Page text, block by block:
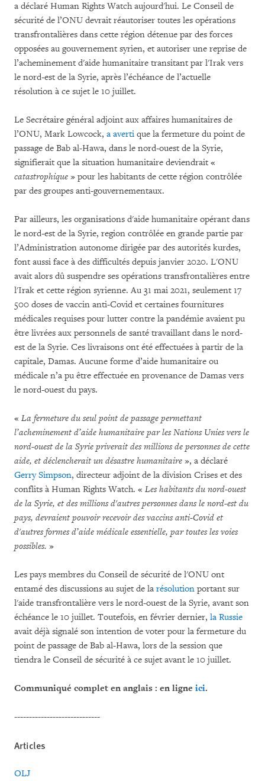
a déclaré Human Rights Watch aujourd'hui. Le Conseil de
sécurité de l’ONU devrait réautoriser toutes les opérations
transfrontalières dans cette région détenue par des forces
opposées au gouvernement syrien, et autoriser une reprise de
l’acheminement d'aide humanitaire transitant par l'Irak vers
le nord-est de la Syrie, après l’échéance de l’actuelle
résolution à ce sujet le 10 juillet.
Le Secrétaire général adjoint aux affaires humanitaires de
l’ONU, Mark Lowcock, a averti que la fermeture du point de
passage de Bab al-Hawa, dans le nord-ouest de la Syrie,
signifierait que la situation humanitaire deviendrait «
catastrophique » pour les habitants de cette région contrôlée
par des groupes anti-gouvernementaux.
Par ailleurs, les organisations d'aide humanitaire opérant dans
le nord-est de la Syrie, region contrôlée en grande partie par
l’Administration autonome dirigée par des autorités kurdes,
font aussi face à des difficultés depuis janvier 2020. L'ONU
avait alors dû suspendre ses opérations transfrontalières entre
l'Irak et cette région syrienne. Au 31 mai 2021, seulement 17
500 doses de vaccin anti-Covid et certaines fournitures
médicales requises pour lutter contre la pandémie avaient pu
être livrées aux personnels de santé travaillant dans le nord-
est de la Syrie. Ces livraisons ont été effectuées à partir de la
capitale, Damas. Aucune forme d’aide humanitaire ou
médicale n’a pu être effectuée en provenance de Damas vers
le nord-ouest du pays.
« La fermeture du seul point de passage permettant
l’acheminement d’aide humanitaire par les Nations Unies vers le
nord-ouest de la Syrie priverait des millions de personnes de cette
aide, et déclencherait un désastre humanitaire », a déclaré
Gerry Simpson, directeur adjoint de la division Crises et des
conflits à Human Rights Watch. « Les habitants du nord-ouest
de la Syrie, et des millions d'autres personnes dans le nord-est du
pays, devraient pouvoir recevoir des vaccins anti-Covid et
d'autres formes d’aide médicale essentielle, par toutes les voies
possibles. »
Les pays membres du Conseil de sécurité de l'ONU ont
entamé des discussions au sujet de la résolution portant sur
l'aide transfrontalière vers le nord-ouest de la Syrie, avant son
échéance le 10 juillet. Toutefois, en février dernier, la Russie
avait déjà signalé son intention de voter pour la fermeture du
point de passage de Bab al-Hawa, lors de la session que
tiendra le Conseil de sécurité à ce sujet avant le 10 juillet.
Communiqué complet en anglais : en ligne ici.
-----------------------------
Articles
OLJ